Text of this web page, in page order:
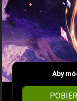
Aby